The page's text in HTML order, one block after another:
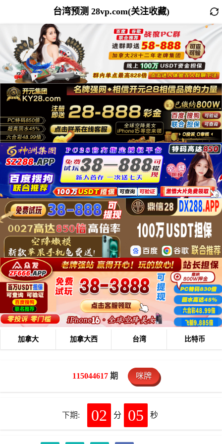
台湾预测 28vp.com(关注收藏)
加拿大 加拿大西 台湾 比特币
115044617 期 咪牌
下期: 02 分 04 秒